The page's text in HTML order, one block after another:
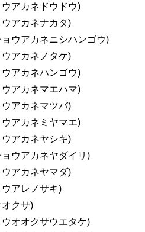
アカネドウドウ)
アカネナカタ)
ウアカネニシハンゴウ)
アカネノタケ)
アカネハンゴウ)
アカネマエハマ)
アカネマツバ)
アカネミヤマエ)
アカネヤシキ)
ウアカネヤダイリ)
アカネヤマダ)
アレノサキ)
クサ)
オオクサウエタケ)